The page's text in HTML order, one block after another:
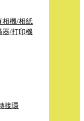
相機/相紙
器/打印機
接環